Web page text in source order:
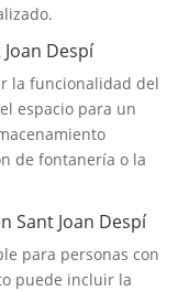
Despí
la funcionalidad del
espacio para un
de fontanería o la
Sant Joan Despí
para personas con
puede incluir la